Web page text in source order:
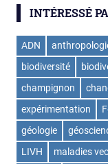
INTÉRESSÉ
ADN
biodiversité
champignon
expérimentation
géologie
LIVH
maladies